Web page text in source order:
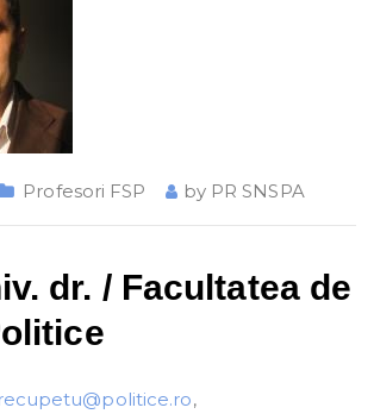
Profesori FSP by PR SNSPA
dr. / Facultatea de
,